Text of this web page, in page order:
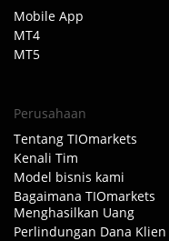
Mobile App
MT4
MT5
Perusahaan
Tentang TIOmarkets
Kenali Tim
Model bisnis kami
Bagaimana TIOmarkets
Menghasilkan Uang
Perlindungan Dana Klien